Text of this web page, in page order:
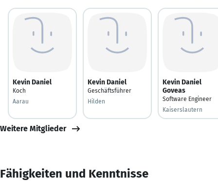
Kevin Daniel
Koch
Aarau
Kevin Daniel
Geschäftsführer
Hilden
Kevin Daniel
Goveas
Software Engineer
Kaiserslautern
Weitere Mitglieder
Fähigkeiten und Kenntnisse